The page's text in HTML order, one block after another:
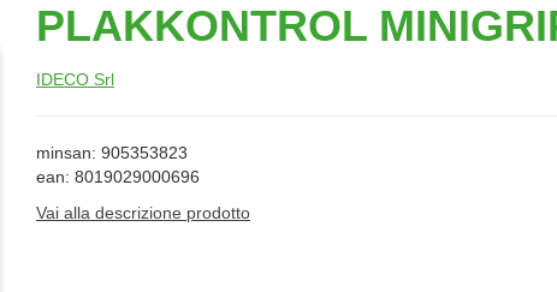
PLAKKONTROL
IDECO Srl
minsan: 905353823
ean: 8019029000696
Vai alla descrizione prodotto